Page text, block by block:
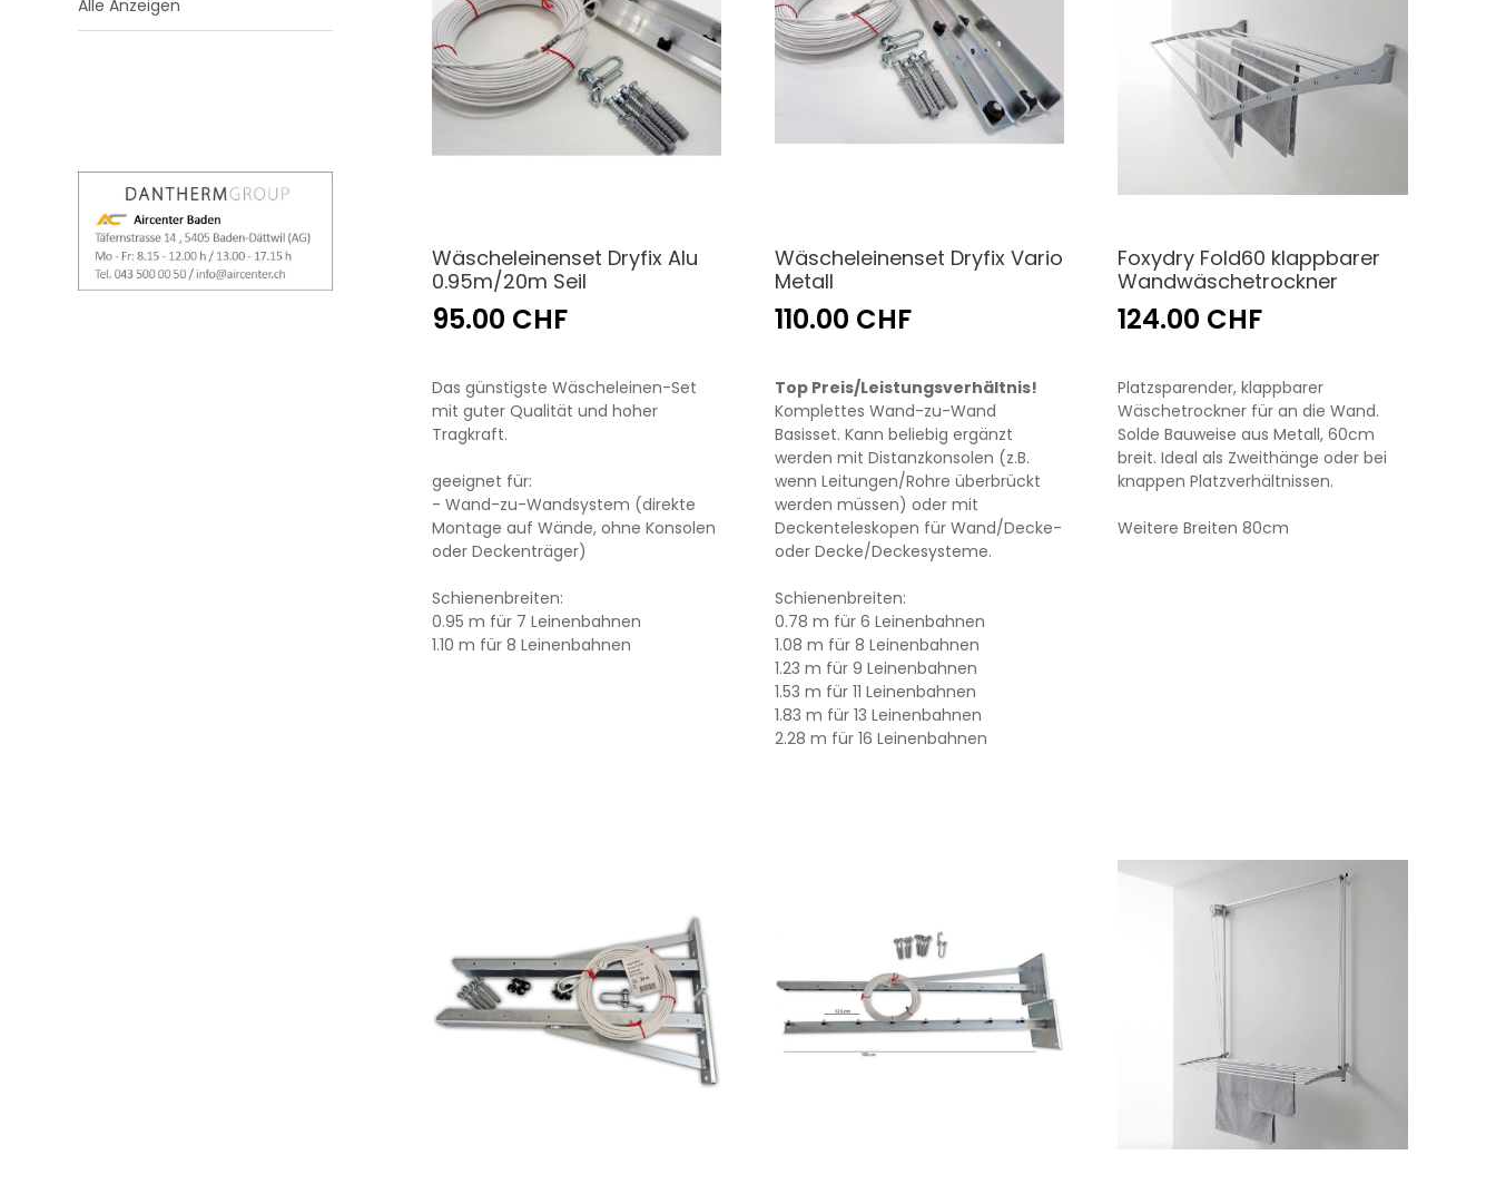
Alle Anzeigen
Wäscheleinenset Dryfix Alu
0.95m/20m Seil
95.00 CHF
Das günstigste Wäscheleinen-Set
mit guter Qualität und hoher
Tragkraft.
geeignet für:
- Wand-zu-Wandsystem (direkte
Montage auf Wände, ohne Konsolen
oder Deckenträger)
Schienenbreiten:
0.95 m für 7 Leinenbahnen
1.10 m für 8 Leinenbahnen
Wäscheleinenset Dryfix Vario
Metall
110.00 CHF
Top Preis/Leistungsverhältnis!
Komplettes Wand-zu-Wand
Basisset. Kann beliebig ergänzt
werden mit Distanzkonsolen (z.B.
wenn Leitungen/Rohre überbrückt
werden müssen) oder mit
Deckenteleskopen für Wand/Decke-
oder Decke/Deckesysteme.
Schienenbreiten:
0.78 m für 6 Leinenbahnen
1.08 m für 8 Leinenbahnen
1.23 m für 9 Leinenbahnen
1.53 m für 11 Leinenbahnen
1.83 m für 13 Leinenbahnen
2.28 m für 16 Leinenbahnen
Foxydry Fold60 klappbarer
Wandwäschetrockner
124.00 CHF
Platzsparender, klappbarer
Wäschetrockner für an die Wand.
Solde Bauweise aus Metall, 60cm
breit. Ideal als Zweithänge oder bei
knappen Platzverhältnissen.
Weitere Breiten 80cm